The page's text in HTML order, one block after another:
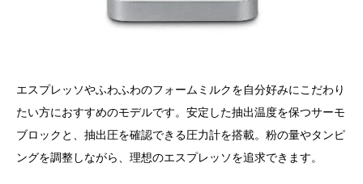
エスプレッソやふわふわのフォームミルクを自分好みにこだわり
たい方におすすめのモデルです。安定した抽出温度を保つサーモ
ブロックと、抽出圧を確認できる圧力計を搭載。粉の量やタンピ
ングを調整しながら、理想のエスプレッソを追求できます。